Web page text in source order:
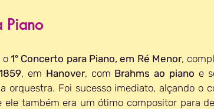
Piano
o 1º Concerto para Piano, em Ré Menor,
, em Hanover, com Brahms ao piano
orquestra. Foi sucesso imediato, alçando o
ele também era um ótimo compositor para